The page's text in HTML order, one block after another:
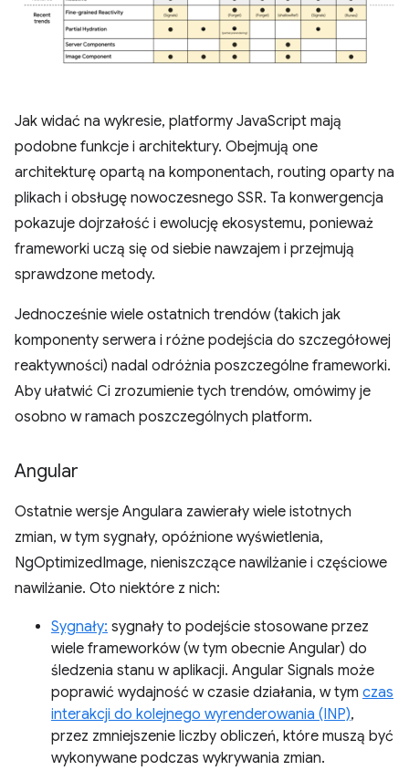
Jak widać na wykresie, platformy JavaScript mają
podobne funkcje i architektury. Obejmują one
architekturę opartą na komponentach, routing oparty na
plikach i obsługę nowoczesnego SSR. Ta konwergencja
pokazuje dojrzałość i ewolucję ekosystemu, ponieważ
frameworki uczą się od siebie nawzajem i przejmują
sprawdzone metody.
Jednocześnie wiele ostatnich trendów (takich jak
komponenty serwera i różne podejścia do szczegółowej
reaktywności) nadal odróżnia poszczególne frameworki.
Aby ułatwić Ci zrozumienie tych trendów, omówimy je
osobno w ramach poszczególnych platform.
Angular
Ostatnie wersje Angulara zawierały wiele istotnych
zmian, w tym sygnały, opóźnione wyświetlenia,
NgOptimizedImage, nieniszczące nawilżanie i częściowe
nawilżanie. Oto niektóre z nich:
Sygnały: sygnały to podejście stosowane przez
wiele frameworków (w tym obecnie Angular) do
śledzenia stanu w aplikacji. Angular Signals może
poprawić wydajność w czasie działania, w tym czas
interakcji do kolejnego wyrenderowania (INP),
przez zmniejszenie liczby obliczeń, które muszą być
wykonywane podczas wykrywania zmian.